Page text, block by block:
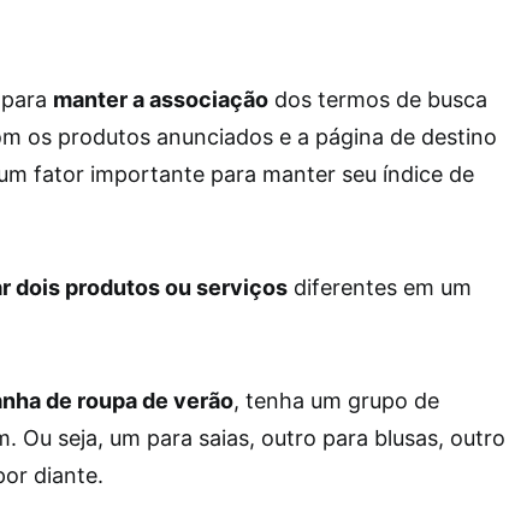
manter a associação dos termos de busca
os produtos anunciados e a página de destino
fator importante para manter seu índice de
dois produtos ou serviços diferentes em um
de roupa de verão, tenha um grupo de
Ou seja, um para saias, outro para blusas, outro
diante.